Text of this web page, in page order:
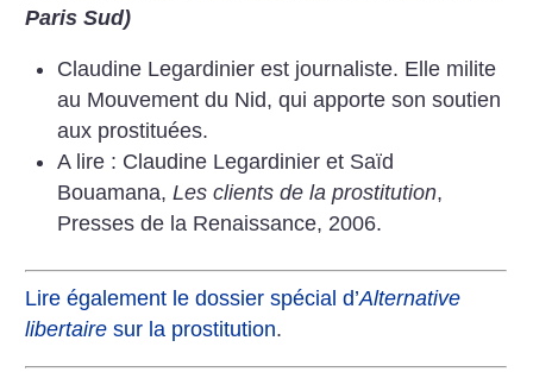
Paris Sud)
Claudine Legardinier est journaliste. Elle milite
au Mouvement du Nid, qui apporte son soutien
aux prostituées.
A lire : Claudine Legardinier et Saïd
Bouamana, Les clients de la prostitution,
Presses de la Renaissance, 2006.
Lire également le dossier spécial d’Alternative
libertaire sur la prostitution.